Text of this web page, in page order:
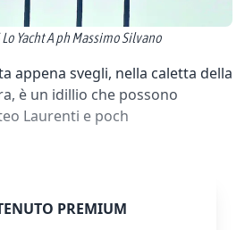
Yacht A ph Massimo Silvano
appena svegli, nella caletta della
è un idillio che possono
Laurenti e poch
PREMIUM